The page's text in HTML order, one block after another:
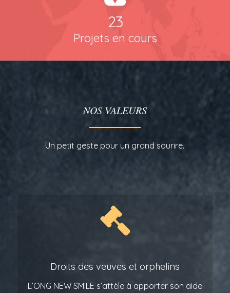
23
Projets en cours
NOS VALEURS
Un petit geste pour un grand sourire.
Droits des veuves et orphelins
L’ONG NEW SMILE s’attèle à apporter son aide